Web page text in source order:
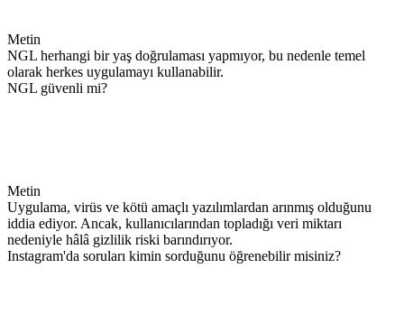
Metin
NGL herhangi bir yaş doğrulaması yapmıyor, bu nedenle temel
olarak herkes uygulamayı kullanabilir.
NGL güvenli mi?
Metin
Uygulama, virüs ve kötü amaçlı yazılımlardan arınmış olduğunu
iddia ediyor. Ancak, kullanıcılarından topladığı veri miktarı
nedeniyle hâlâ gizlilik riski barındırıyor.
Instagram'da soruları kimin sorduğunu öğrenebilir misiniz?